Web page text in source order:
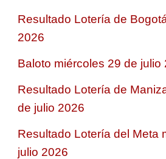
Resultado Lotería de
2026
Baloto miércoles 29 de julio
Resultado Lotería de
de julio 2026
Resultado Lotería del Meta
julio 2026